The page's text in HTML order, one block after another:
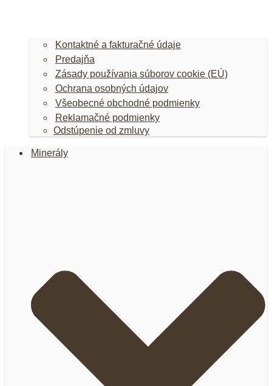
Kontaktné a fakturačné údaje
Predajňa
Zásady používania súborov cookie (EÚ)
Ochrana osobných údajov
Všeobecné obchodné podmienky
Reklamačné podmienky
Odstúpenie od zmluvy
Minerály